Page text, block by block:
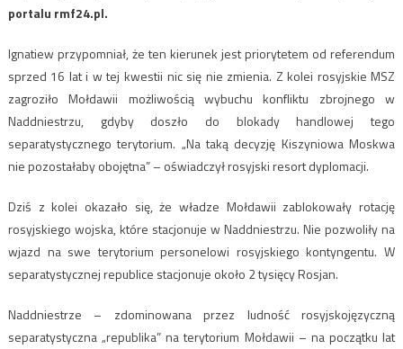
portalu rmf24.pl.
Ignatiew przypomniał, że ten kierunek jest priorytetem od referendum
sprzed 16 lat i w tej kwestii nic się nie zmienia. Z kolei rosyjskie MSZ
zagroziło Mołdawii możliwością wybuchu konfliktu zbrojnego w
Naddniestrzu, gdyby doszło do blokady handlowej tego
separatystycznego terytorium. „Na taką decyzję Kiszyniowa Moskwa
nie pozostałaby obojętna” – oświadczył rosyjski resort dyplomacji.
Dziś z kolei okazało się, że władze Mołdawii zablokowały rotację
rosyjskiego wojska, które stacjonuje w Naddniestrzu. Nie pozwoliły na
wjazd na swe terytorium personelowi rosyjskiego kontyngentu. W
separatystycznej republice stacjonuje około 2 tysięcy Rosjan.
Naddniestrze – zdominowana przez ludność rosyjskojęzyczną
separatystyczna „republika” na terytorium Mołdawii – na początku lat